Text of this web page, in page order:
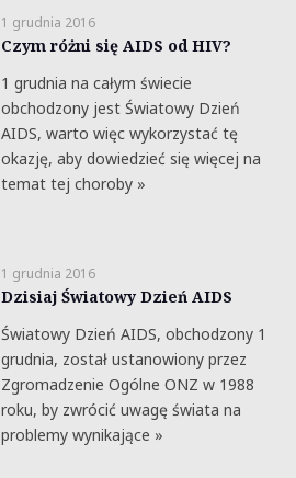
1 grudnia 2016
Czym różni się AIDS od HIV?
1 grudnia na całym świecie
obchodzony jest Światowy Dzień
AIDS, warto więc wykorzystać tę
okazję, aby dowiedzieć się więcej na
temat tej choroby »
1 grudnia 2016
Dzisiaj Światowy Dzień AIDS
Światowy Dzień AIDS, obchodzony 1
grudnia, został ustanowiony przez
Zgromadzenie Ogólne ONZ w 1988
roku, by zwrócić uwagę świata na
problemy wynikające »